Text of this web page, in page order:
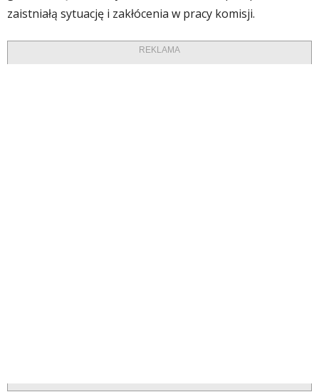
zaistniałą sytuację i zakłócenia w pracy komisji.
REKLAMA